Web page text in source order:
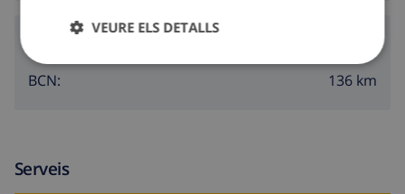
Aeroports:
BCN: 136 km
Serveis
VEURE ELS DETALLS